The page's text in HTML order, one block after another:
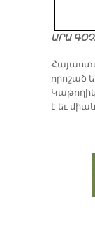
ԱՐԱ
որոշած
է եւ